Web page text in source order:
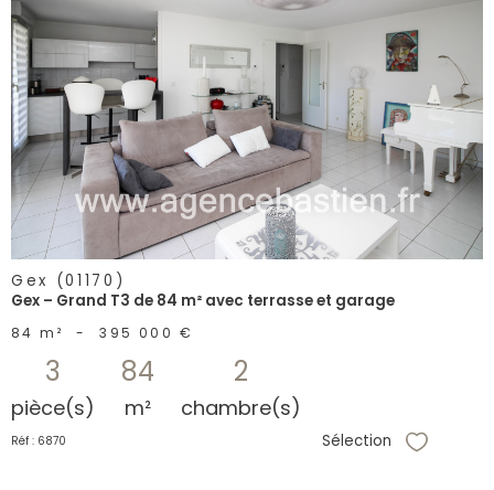
voir le
bien
Gex (01170)
Gex – Grand T3 de 84 m² avec terrasse et garage
84 m² - 395 000 €
3
pièce(s)
84
m²
2
chambre(s)
Réf : 6870 Sélection